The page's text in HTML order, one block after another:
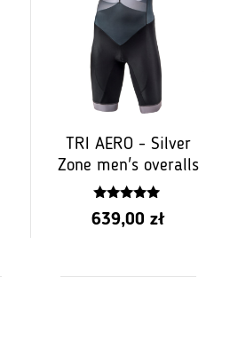
TRI AERO - Silver
Zone men's overalls
4.75
z 5
639,00 zł